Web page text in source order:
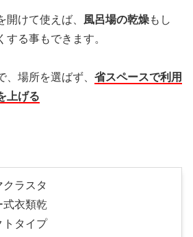
開けて使えば、 風呂場の乾燥もし
する事もできます。
場所を選ばず、 省スペースで利用
上げる
クラスタ
式衣類乾
トタイプ